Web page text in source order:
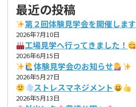
最近の投稿
第２回体験見学会を開催します
2026年7月10日
工場見学へ行ってきました！
2026年6月15日
体験見学会のお知らせ
2026年5月27日
ストレスマネジメント
2026年5月13日